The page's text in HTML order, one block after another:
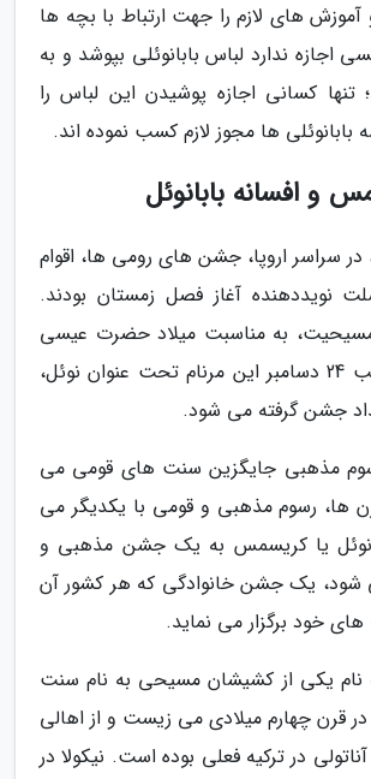
های لازم را جهت ارتباط با بچه ها
اجازه ندارد لباس بابانوئلی بپوشد و به
تنها کسانی اجازه پوشیدن این لباس را
بابانوئلی ها مجوز لازم کسب نموده اند.
افسانه بابانوئل
در سراسر اروپا، جشن های رومی ها، اقوام
نویددهنده آغاز فصل زمستان بودند.
به مناسبت میلاد حضرت عیسی
مسیح (ع) در شب 24 دسامبر این مرنام تحت عنوان نوئل،
جشن گرفته می شود.
مذهبی جایگزین سنت های قومی می
ها، رسوم مذهبی و قومی با یکدیگر می
یا کریسمس به یک جشن مذهبی و
یک جشن خانوادگی که هر کشور آن
خود برگزار می نماید.
به نام یکی از کشیشان مسیحی به نام سنت
در قرن چهارم میلادی می زیست و از اهالی
در ترکیه فعلی بوده است. نیکولا در